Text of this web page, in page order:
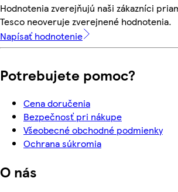
Hodnotenia zverejňujú naši zákazníci
Tesco neoveruje zverejnené hodnotenia.
Napísať hodnotenie
Potrebujete pomoc?
Cena doručenia
Bezpečnosť pri nákupe
Všeobecné obchodné podmienky
Ochrana súkromia
O nás